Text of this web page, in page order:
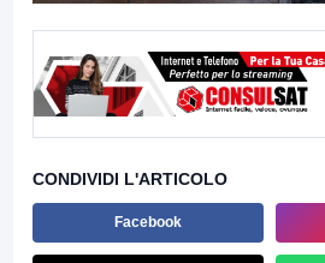
CONDIVIDI L'ARTICOLO
Facebook